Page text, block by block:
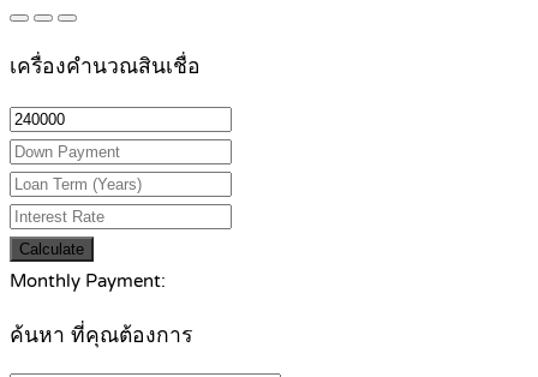
เครื่องคำนวณสินเชื่อ
Calculate
Monthly Payment:
ค้นหา ที่คุณต้องการ